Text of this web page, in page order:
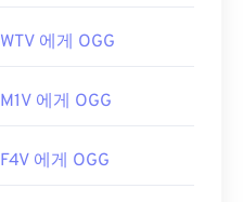
WTV 에게 OGG
M1V 에게 OGG
F4V 에게 OGG